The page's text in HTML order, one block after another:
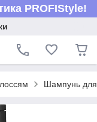
PROFIStyle!
Шампунь для